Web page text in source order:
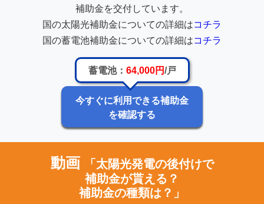
補助金を交付しています。
国の太陽光補助金についての詳細はコチラ
国の蓄電池補助金についての詳細はコチラ
蓄電池： 64,000円/戸
今すぐに利用できる補助金
を確認する
動画
「太陽光発電の後付けで
補助金が貰える？
補助金の種類は？」